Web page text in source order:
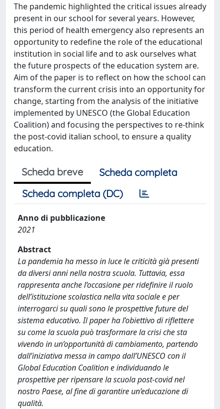
The pandemic highlighted the critical issues already
present in our school for several years. However,
this period of health emergency also represents an
opportunity to redefine the role of the educational
institution in social life and to ask ourselves what
the future prospects of the education system are.
Aim of the paper is to reflect on how the school can
transform the current crisis into an opportunity for
change, starting from the analysis of the initiative
implemented by UNESCO (the Global Education
Coalition) and focusing the perspectives to re-think
the post-covid italian school, to ensure a quality
education.
Scheda breve
Scheda completa
Scheda completa (DC)
Anno di pubblicazione
2021
Abstract
La pandemia ha messo in luce le criticità già presenti
da diversi anni nella nostra scuola. Tuttavia, essa
rappresenta anche l’occasione per ridefinire il ruolo
dell’istituzione scolastica nella vita sociale e per
interrogarci su quali sono le prospettive future del
sistema educativo. Il paper ha l’obiettivo di riflettere
su come la scuola può trasformare la crisi che sta
vivendo in un’opportunità di cambiamento, partendo
dall’iniziativa messa in campo dall’UNESCO con il
Global Education Coalition e individuando le
prospettive per ripensare la scuola post-covid nel
nostro Paese, al fine di garantire un’educazione di
qualità.